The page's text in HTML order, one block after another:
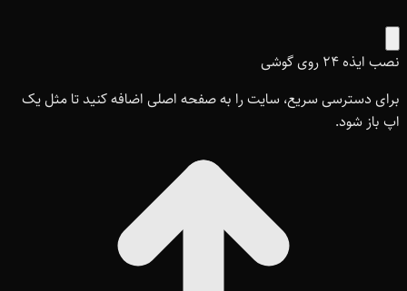
نصب ایذه ۲۴ روی گوشی
برای دسترسی سریع، سایت را به صفحه اصلی اضافه کنید تا مثل یک
اپ باز شود.